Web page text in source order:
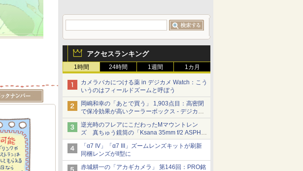
アクセスランキング
1時間 24時間 1週間 1カ月
カメラバカにつける薬 in デジカメ Watch：こう
いうのはフィールドズームと呼ぼう
岡嶋和幸の「あとで買う」 1,903点目：高密閉
で保冷効果が高いクーラーボックス - デジカメ
Watch
逆光時のフレアにこだわったMマウントレン
ズ 真ちゅう鏡筒の「Ksana 35mm f/2 ASPH.
シルバークローム」
「α7 IV」「α7 III」ズームレンズキットが刷新
同梱レンズがII型に
赤城耕一の「アカギカメラ」 第146回：PRO銘